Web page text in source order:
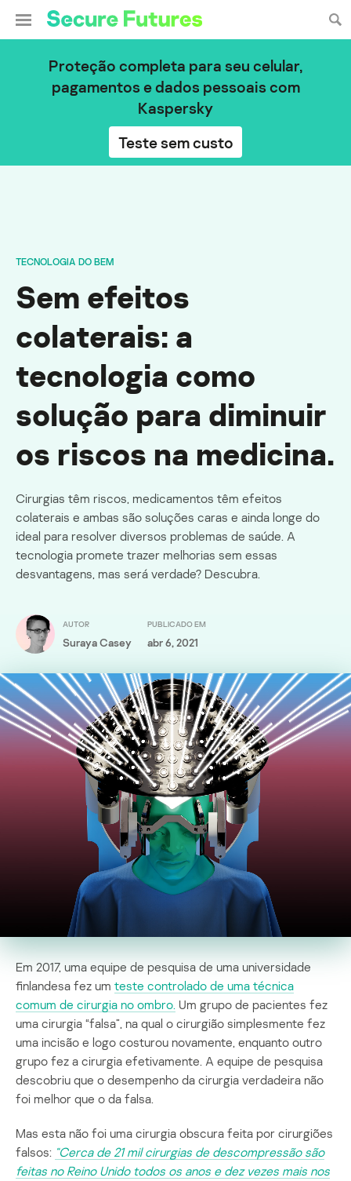
Proteção completa para seu celular,
pagamentos e dados pessoais com
Kaspersky
Teste sem custo
TECNOLOGIA DO BEM
Sem efeitos
colaterais: a
tecnologia como
solução para diminuir
os riscos na medicina.
Cirurgias têm riscos, medicamentos têm efeitos
colaterais e ambas são soluções caras e ainda longe do
ideal para resolver diversos problemas de saúde. A
tecnologia promete trazer melhorias sem essas
desvantagens, mas será verdade? Descubra.
AUTOR
Suraya Casey
PUBLICADO EM
abr 6, 2021
Em 2017, uma equipe de pesquisa de uma universidade
finlandesa fez um teste controlado de uma técnica
comum de cirurgia no ombro. Um grupo de pacientes fez
uma cirurgia “falsa”, na qual o cirurgião simplesmente fez
uma incisão e logo costurou novamente, enquanto outro
grupo fez a cirurgia efetivamente. A equipe de pesquisa
descobriu que o desempenho da cirurgia verdadeira não
foi melhor que o da falsa.
Mas esta não foi uma cirurgia obscura feita por cirurgiões
falsos: “Cerca de 21 mil cirurgias de descompressão são
feitas no Reino Unido todos os anos e dez vezes mais nos